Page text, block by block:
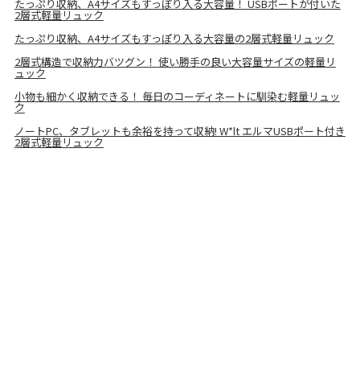
たっぷり収納、A4サイズもすっぽり入る大容量！ USBポートが付いた
2層式軽量リュック
たっぷり収納、A4サイズもすっぽり入る大容量の2層式軽量リュック
2層式構造で収納力バツグン！ 使い勝手の良い大容量サイズの軽量リ
ュック
小物も細かく収納できる！ 毎日のコーディネートに馴染む軽量リュッ
ク
ノートPC、タブレットも余裕を持って収納! W*lt エルマUSBポート付き
2層式軽量リュック